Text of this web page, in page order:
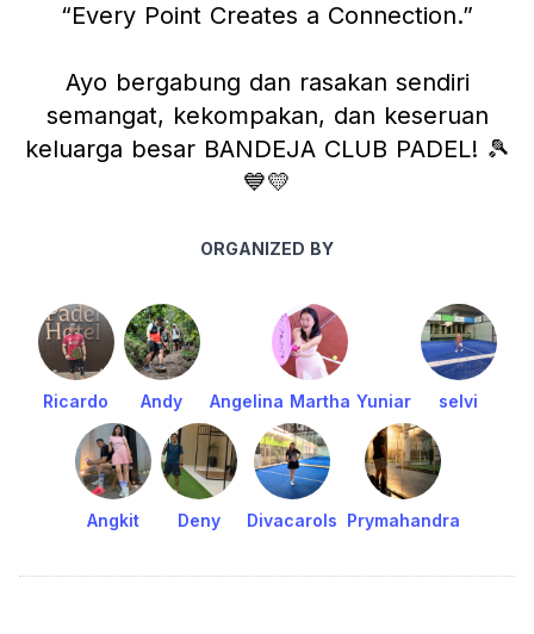
“Every Point Creates a Connection.”
Ayo bergabung dan rasakan sendiri
semangat, kekompakan, dan keseruan
keluarga besar BANDEJA CLUB PADEL! 🎾
💙💛
ORGANIZED BY
Ricardo Andy Angelina Martha Yuniar selvi
Angkit Deny Divacarols Prymahandra